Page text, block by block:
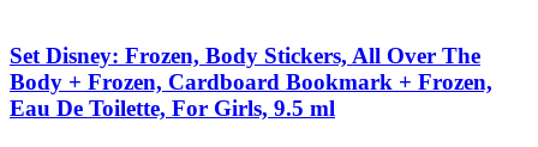
Set Disney: Frozen, Body Stickers, All Over The
Body + Frozen, Cardboard Bookmark + Frozen,
Eau De Toilette, For Girls, 9.5 ml